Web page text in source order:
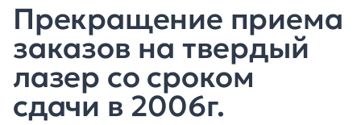
Прекращение приема
заказов на твердый
лазер со сроком
сдачи в 2006г.